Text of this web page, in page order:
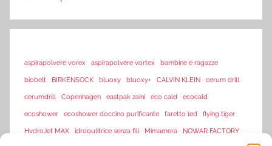
aspirapolvere vorex aspirapolvere vortex bambine e ragazze
biobelt BIRKENSOCK bluoxy bluoxy+ CALVIN KLEIN cerum drill
cerumdrill Copenhagen eastpak zaini eco cald ecocald
ecoshower ecoshower doccino purificante faretto led flying tiger
HydroJet MAX idropulitrice senza fili Mimamera NOWAR FACTORY